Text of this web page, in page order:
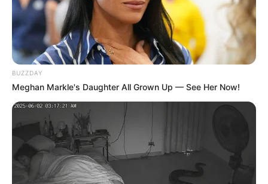
BUZZDAY
Meghan Markle's Daughter All Grown Up — See Her Now!